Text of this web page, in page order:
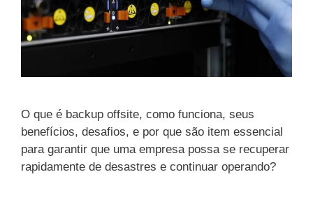
O que é backup offsite, como funciona, seus
benefícios, desafios, e por que são item essencial
para garantir que uma empresa possa se recuperar
rapidamente de desastres e continuar operando?